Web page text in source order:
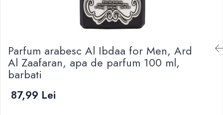
Parfum arabesc Al Ibdaa for Men, Ard
Al Zaafaran, apa de parfum 100 ml,
barbati
87,99 Lei